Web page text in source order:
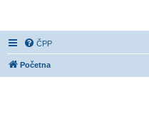
ČPP
Početna